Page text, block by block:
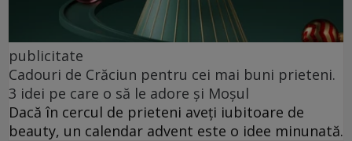
publicitate
Cadouri de Crăciun pentru cei mai buni prieteni.
3 idei pe care o să le adore și Moșul
Dacă în cercul de prieteni aveți iubitoare de
beauty, un calendar advent este o idee minunată.